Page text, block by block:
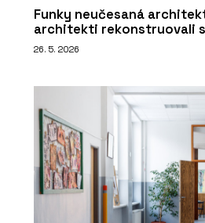
Funky neučesaná
architekti rekonstruovali
26. 5. 2026